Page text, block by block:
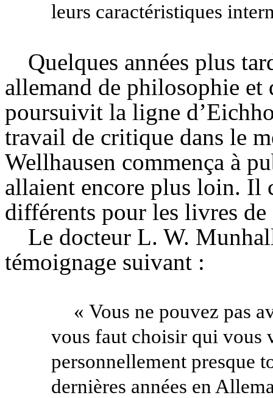
leurs caractéristiques
Quelques années plus
allemand de philosophie
poursuivit la ligne
travail de critique dans le
Wellhausen commença à
allaient encore plus loin. Il
différents pour les livres
Le docteur L. W.
témoignage suivant :
« Vous ne pouvez pas
vous faut choisir qui vous
personnellement presque
dernières années en